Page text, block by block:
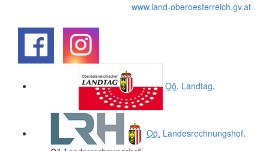
www.land-oberoesterreich.gv.at
Oö. Landtag.
Oö. Landesrechnungshof.